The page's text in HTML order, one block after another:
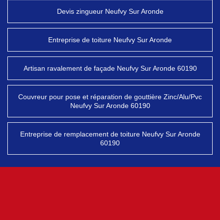
Devis zingueur Neufvy Sur Aronde
Entreprise de toiture Neufvy Sur Aronde
Artisan ravalement de façade Neufvy Sur Aronde 60190
Couvreur pour pose et réparation de gouttière Zinc/Alu/Pvc
Neufvy Sur Aronde 60190
Entreprise de remplacement de toiture Neufvy Sur Aronde
60190